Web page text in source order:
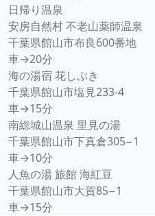
日帰り温泉
安房自然村 不老山薬師温泉
千葉県館山市布良600番地
車→20分
海の湯宿 花しぶき
千葉県館山市塩見233-4
車→15分
南総城山温泉 里見の湯
千葉県館山市下真倉305−1
車→10分
人魚の湯 旅館 海紅豆
千葉県館山市大賀85−1
車→15分